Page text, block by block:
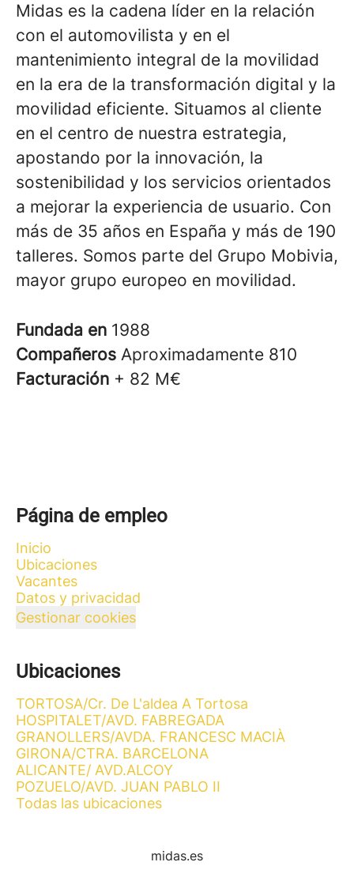
Midas es la cadena líder en la relación
con el automovilista y en el
mantenimiento integral de la movilidad
en la era de la transformación digital y la
movilidad eficiente. Situamos al cliente
en el centro de nuestra estrategia,
apostando por la innovación, la
sostenibilidad y los servicios orientados
a mejorar la experiencia de usuario. Con
más de 35 años en España y más de 190
talleres. Somos parte del Grupo Mobivia,
mayor grupo europeo en movilidad.
Fundada en 1988
Compañeros Aproximadamente 810
Facturación + 82 M€
Página de empleo
Inicio
Ubicaciones
Vacantes
Datos y privacidad
Gestionar cookies
Ubicaciones
TORTOSA/Cr. De L'aldea A Tortosa
HOSPITALET/AVD. FABREGADA
GRANOLLERS/AVDA. FRANCESC MACIÀ
GIRONA/CTRA. BARCELONA
ALICANTE/ AVD.ALCOY
POZUELO/AVD. JUAN PABLO II
Todas las ubicaciones
midas.es